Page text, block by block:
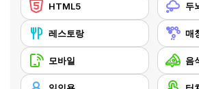
HTML5 두
레스토랑 매
모바일 음